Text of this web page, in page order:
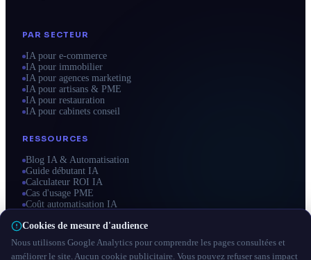
PAR SECTEUR
IA pour e-commerce
IA pour immobilier
IA pour agences marketing
IA pour artisans & PME
IA pour restauration
IA pour cabinets conseil
RESSOURCES
Blog IA & Automatisation
Guide débutant IA
Calculateur ROI IA
Cas d'usage PME
Coût automatisation IA
Cookies de mesure d'audience
Nous utilisons Google Analytics pour comprendre les pages consultées et
améliorer le site. Aucun cookie publicitaire. Vous pouvez refuser sans impact